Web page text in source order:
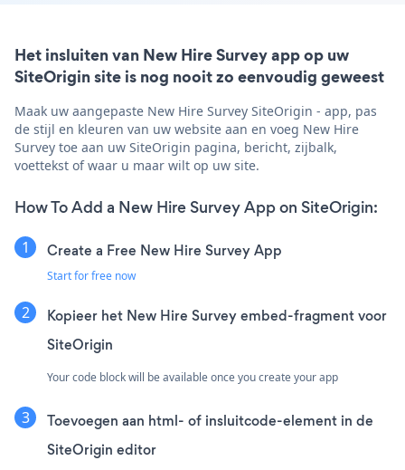
Het insluiten van New Hire Survey app op uw
SiteOrigin site is nog nooit zo eenvoudig geweest
Maak uw aangepaste New Hire Survey SiteOrigin - app, pas
de stijl en kleuren van uw website aan en voeg New Hire
Survey toe aan uw SiteOrigin pagina, bericht, zijbalk,
voettekst of waar u maar wilt op uw site.
How To Add a New Hire Survey App on SiteOrigin:
Create a Free New Hire Survey App
Start for free now
Kopieer het New Hire Survey embed-fragment voor
SiteOrigin
Your code block will be available once you create your app
Toevoegen aan html- of insluitcode-element in de
SiteOrigin editor